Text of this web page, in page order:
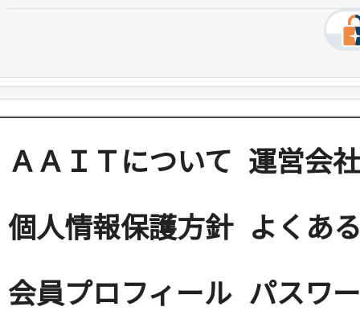
ＡＡＩＴについて 運営会社
個人情報保護方針 よくあ
会員プロフィール パスワ